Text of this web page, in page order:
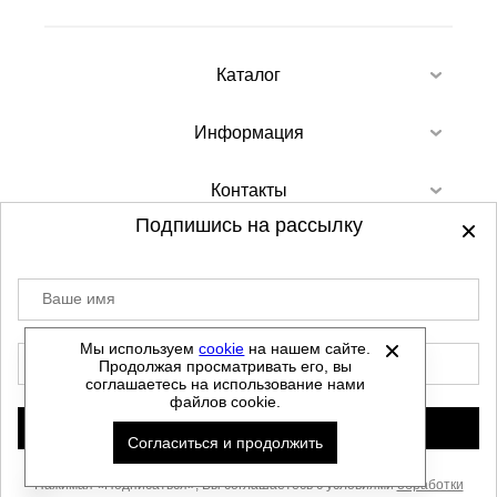
Каталог
Информация
Контакты
©2012-2026 - Sellgroup.ru - все права
защищены.
Данный сайт не является интернет магазином и
не является публичной офертой.
Политика обработки персональных данных
Автоматизировано -
Мы используемcookie на нашем сайте.
Продолжая просматривать его, вы
соглашаетесь на использование нами
файлов cookie.
Согласиться и продолжить
Подпишись на рассылку
Ваше имя
Нажимая «Подписаться», Вы соглашаетесь с условиямиобработки